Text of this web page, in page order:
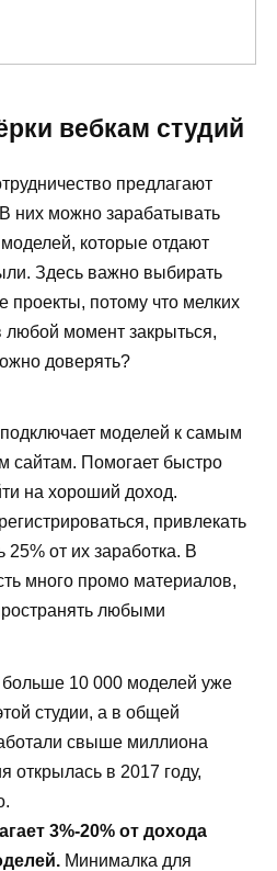
вебкам студий
предлагают
них можно зарабатывать
которые отдают
Здесь важно выбирать
потому что мелких
любой момент закрыться,
доверять?
моделей к самым
сайтам. Помогает быстро
на хороший доход.
привлекать
25% от их заработка. В
много промо материалов,
любыми
10 000 моделей уже
студии, а в общей
свыше миллиона
открылась в 2017 году,
3%-20% от дохода
Минималка для